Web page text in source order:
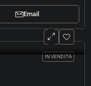
Email
IN VENDITA